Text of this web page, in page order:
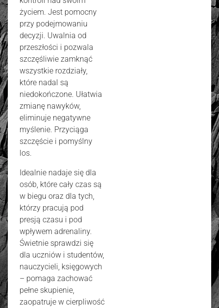
życiem. Jest pomocny
przy podejmowaniu
decyzji. Uwalnia od
przeszłości i pozwala
szczęśliwie zamknąć
wszystkie rozdziały,
które nadal są
niedokończone. Ułatwia
zmianę nawyków,
eliminuje negatywne
myślenie. Przyciąga
szczęście i pomyślny
los.
Idealnie nadaje się dla
osób, które cały czas są
w biegu oraz dla tych,
którzy pracują pod
presją czasu i pod
wpływem adrenaliny.
Świetnie sprawdzi się
dla uczniów i studentów,
nauczycieli, księgowych
– pomaga zachować
pełne skupienie,
zaopatruje w cierpliwość